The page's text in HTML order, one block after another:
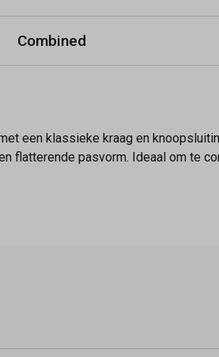
Combined
een klassieke kraag en
flatterende pasvorm. Ideaal om te